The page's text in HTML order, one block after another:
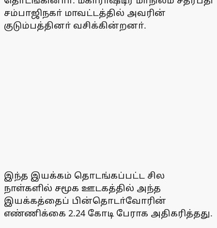
சம்பாஜிநகா் மாவட்டத்தில் அவரின்
குடும்பத்தினா் வசிக்கின்றனா்.
இந்த இயக்கம் தொடங்கப்பட்ட சில
நாள்களில் சமூக ஊடகத்தில் அந்த
இயக்கத்தைப் பின்தொடா்வோரின்
எண்ணிக்கை 2.24 கோடி பேராக அதிகரித்தது.